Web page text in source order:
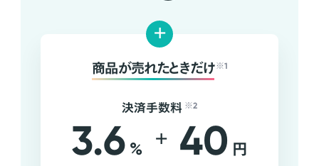
+
商品が売れたときだけ ※1
決済手数料 ※2
3.6 % + 40 円